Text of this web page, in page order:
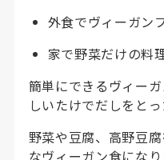
外食でヴィーガン
家で野菜だけの料
簡単にできるヴィー
しいたけでだしをと
野菜や豆腐、高野豆
なヴィーガン食になり